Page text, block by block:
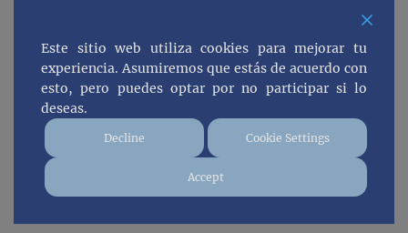
https://elviajedeloselefantes.com/tall
in-ciudad-de-cuento-medieval/
Deja una
respuesta
Este sitio web utiliza cookies para mejorar tu
experiencia. Asumiremos que estás de acuerdo con
esto, pero puedes optar por no participar si lo
deseas.
Decline Cookie Settings
Accept